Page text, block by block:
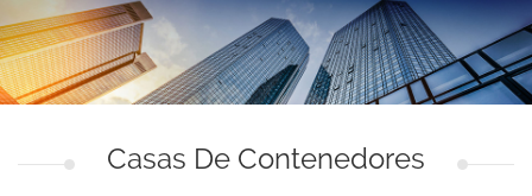
Casas De Contenedores